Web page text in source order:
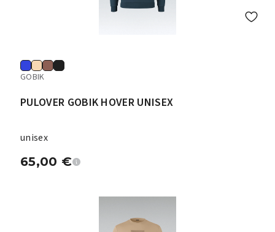
GOBIK
PULOVER GOBIK HOVER UNISEX
unisex
65,00 €